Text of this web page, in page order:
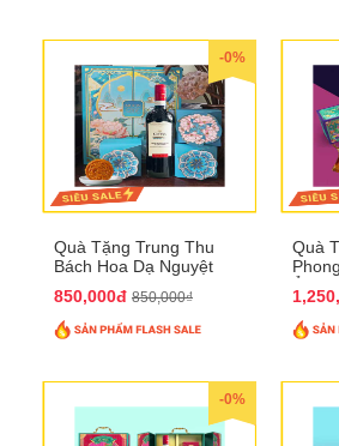
-0%
Quà Tặng Trung Thu
Bách Hoa Dạ Nguyệt
850,000đ 850,000₫
Quà
-0%